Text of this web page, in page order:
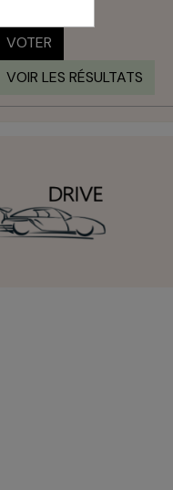
VOTER
VOIR LES RÉSULTATS